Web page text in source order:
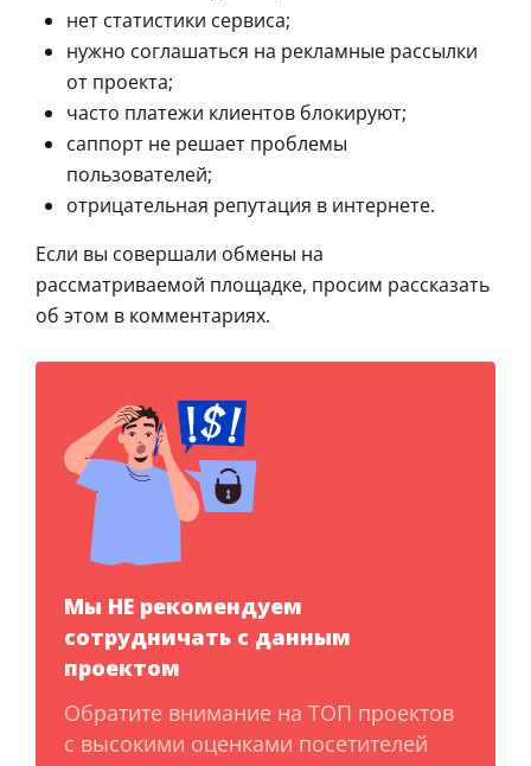
нет статистики сервиса;
нужно соглашаться на рекламные рассылки
от проекта;
часто платежи клиентов блокируют;
саппорт не решает проблемы
пользователей;
отрицательная репутация в интернете.
Если вы совершали обмены на
рассматриваемой площадке, просим рассказать
об этом в комментариях.
Мы НЕ рекомендуем
сотрудничать с данным
проектом
Обратите внимание на ТОП проектов
с высокими оценками посетителей